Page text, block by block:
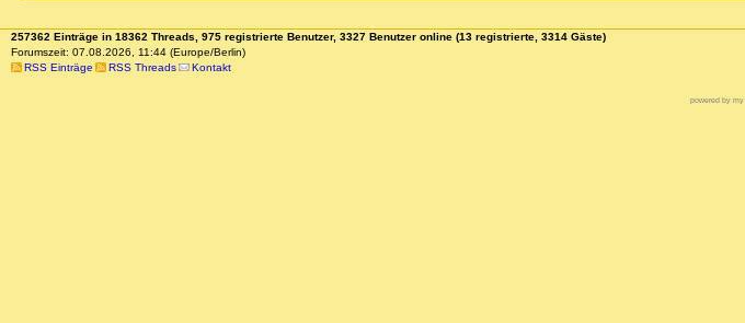
257362 Einträge in 18362 Threads, 975 registrierte Benutzer, 3327 Benutzer online (13 registrierte, 3314 Gäste)
Forumszeit: 07.08.2026, 11:44 (Europe/Berlin)
RSS Einträge
RSS Threads Kontakt
powered by